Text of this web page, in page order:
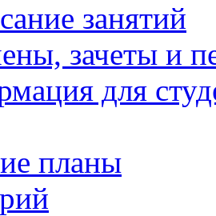
занятий
зачеты и
для
планы